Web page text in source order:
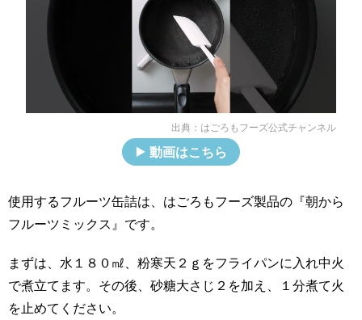
出典： はごろもフーズ公式チャンネル
動画はこちら
使用するフルーツ缶詰は、はごろもフーズ製品の『朝から
フルーツミックス』です。
まずは、水１８０㎖、粉寒天２ｇをフライパンに入れ中火
で煮立てます。その後、砂糖大さじ２を加え、１分煮て火
を止めてください。